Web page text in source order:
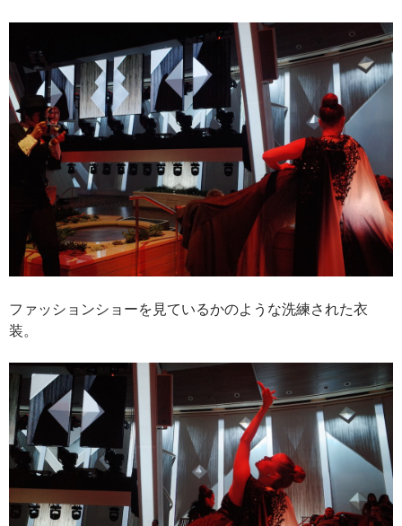
ファッションショーを見ているかのような洗練された衣
装。